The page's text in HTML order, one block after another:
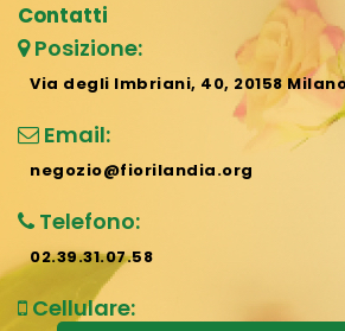
Contatti
Posizione:
Via degli Imbriani, 40, 20158
Email:
negozio@fiorilandia.org
Telefono:
02.39.31.07.58
Cellulare: